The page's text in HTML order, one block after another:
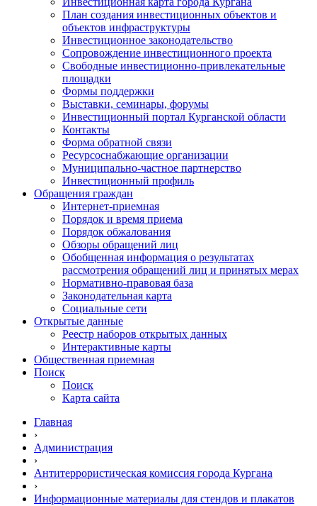
План создания инвестиционных объектов и
объектов инфраструктуры
Инвестиционное законодательство
Сопровождение инвестиционного проекта
Свободные инвестиционно-привлекательные
площадки
Формы поддержки
Выставки, семинары, форумы
Инвестиционный портал Курганской области
Контакты
Форма обратной связи
Ресурсоснабжающие организации
Муниципально-частное партнерство
Инвестиционный профиль
Обращения граждан
Интернет-приемная
Порядок и время приема
Порядок обжалования
Обзоры обращений лиц
Обобщенная информация о результатах
рассмотрения обращений лиц и принятых мерах
Нормативно-правовая база
Законодательная карта
Социальные сети
Открытые данные
Реестр наборов открытых данных
Интерактивные карты
Общественная приемная
Поиск
Поиск
Карта сайта
Главная
›
Администрация
›
Антитеррористическая комиссия города Кургана
›
Информационные материалы для стендов и плакатов